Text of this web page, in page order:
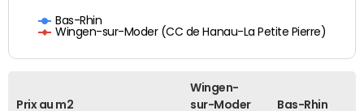
Bas-Rhin
Wingen-sur-Moder (CC de Hanau-La Petite Pierre)
Prix au m2
Wingen-
sur-Moder
Bas-Rhin